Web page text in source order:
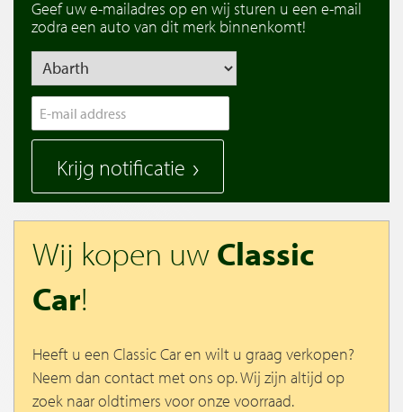
Geef uw e-mailadres op en wij sturen u een e-mail
zodra een auto van dit merk binnenkomt!
Krijg notificatie
Wij kopen uwClassic
Car!
Heeft u een Classic Car en wilt u graag verkopen?
Neem dan contact met ons op. Wij zijn altijd op
zoek naar oldtimers voor onze voorraad.